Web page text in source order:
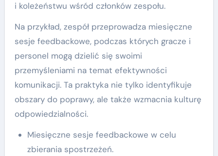
i koleżeństwu wśród członków zespołu.
Na przykład, zespół przeprowadza miesięczne
sesje feedbackowe, podczas których gracze i
personel mogą dzielić się swoimi
przemyśleniami na temat efektywności
komunikacji. Ta praktyka nie tylko identyfikuje
obszary do poprawy, ale także wzmacnia kulturę
odpowiedzialności.
Miesięczne sesje feedbackowe w celu
zbierania spostrzeżeń.